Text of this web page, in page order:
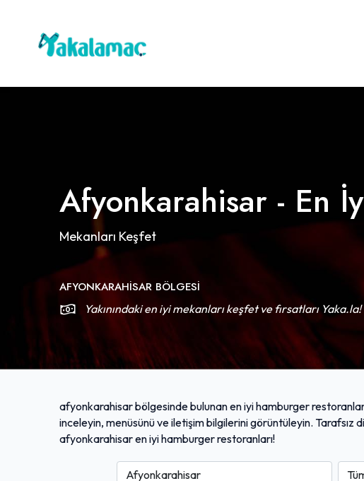
Afyonkarahisar - En
Mekanları Keşfet
AFYONKARAHISAR BÖLGESI
Yakınındaki en iyi mekanları keşfet ve fırsatları Yaka.la!
afyonkarahisar bölgesinde bulunan en iyi hamburger
inceleyin, menüsünü ve iletişim bilgilerini görüntüleyin. Tarafsız
afyonkarahisar en iyi hamburger restoranları!